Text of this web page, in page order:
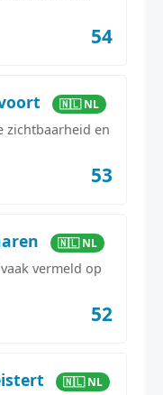
54
🇳🇱 NL
zichtbaarheid en
53
🇳🇱 NL
vermeld op
52
🇳🇱 NL